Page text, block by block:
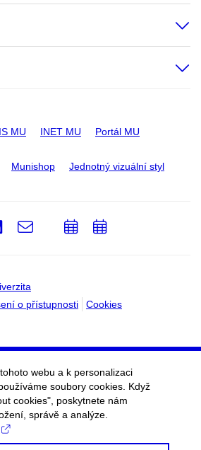
IS MU INET MU Portál MU
Munishop Jednotný vizuální styl
o přístupnosti Cookies
LinkedIn
e-
PřidatPřidat
webu a k personalizaci
soubory cookies. Když
cookies", poskytnete nám
správě a analýze.